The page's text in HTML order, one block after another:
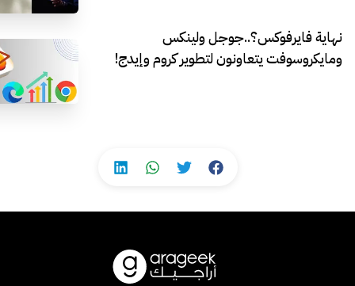
نهاية فايرفوكس؟..جوجل ولينكس
ومايكروسوفت يتعاونون لتطوير كروم وإيدج!